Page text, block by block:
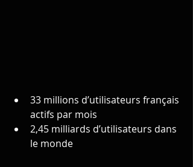
33 millions d’utilisateurs français
actifs par mois
2,45 milliards d’utilisateurs dans
le monde